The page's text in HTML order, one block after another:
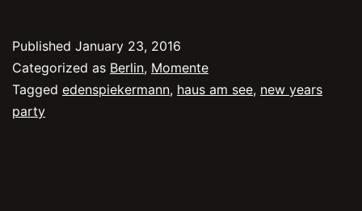
Published January 23, 2016
Categorized as Berlin, Momente
Tagged edenspiekermann, haus am see, new years
party